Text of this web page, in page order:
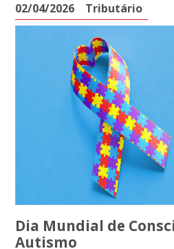
02/04/2026 Tributário
Dia Mundial de
Autismo